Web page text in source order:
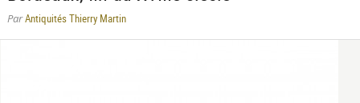
ParAntiquités Thierry Martin